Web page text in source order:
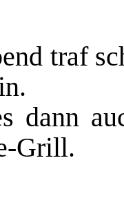
traf
dann
Grill.